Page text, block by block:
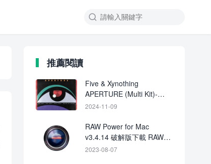

推薦閱讀
Five & Xynothing
APERTURE (Multi Kit)-
FANTASTiC
2024-11-09
RAW Power for Mac
v3.4.14 破解版下載 RAW圖
像處理軟體
2023-08-07